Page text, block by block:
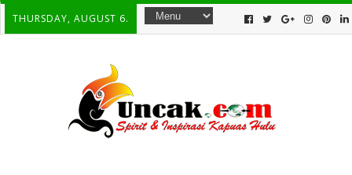
THURSDAY, AUGUST 6.